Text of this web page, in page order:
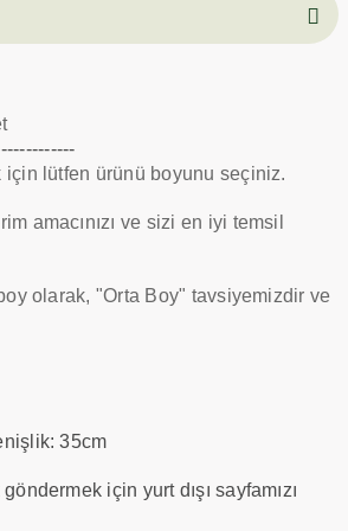
için lütfen ürünü boyunu seçiniz.
amacınızı ve sizi en iyi temsil
olarak, "Orta Boy" tavsiyemizdir ve
35cm
için yurt dışı sayfamızı